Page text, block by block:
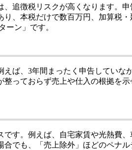
追徴税リスクが高くなります。
、本税だけで数百万円、加算税・
ーン」です。
ば、3年間まったく申告していな
っておらず売上や仕入の根拠を
す。例えば、自宅家賃や光熱費
でも、「売上除外」ほどのペナ